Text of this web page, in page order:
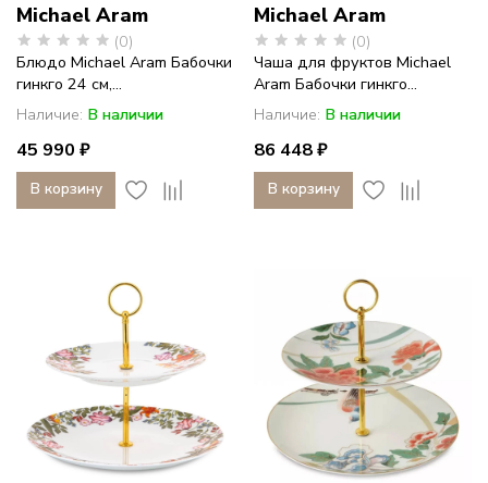
Michael Aram
(0)
Блюдо Michael Aram Бабочки
гинкго 24 см,...
Наличие: В наличии
45 990 ₽
В корзину
Michael Aram
(0)
Чаша для фруктов Michael
Aram Бабочки гинкго...
Наличие: В наличии
86 448 ₽
В корзину